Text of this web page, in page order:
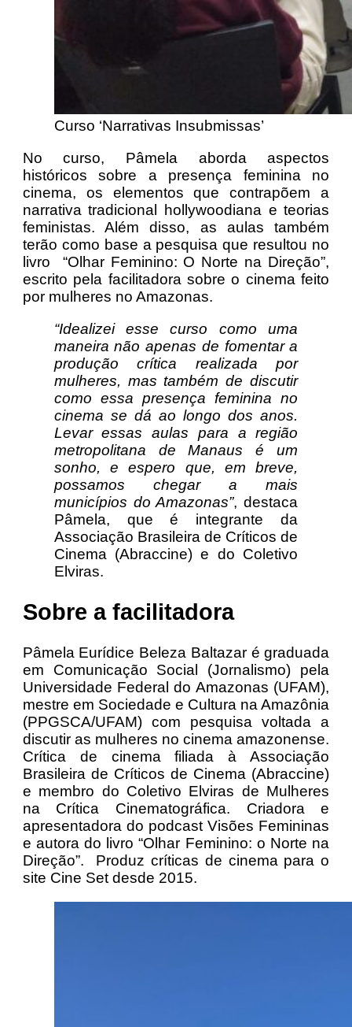
Curso ‘Narrativas Insubmissas’
No curso, Pâmela aborda aspectos
históricos sobre a presença feminina no
cinema, os elementos que contrapõem a
narrativa tradicional hollywoodiana e teorias
feministas. Além disso, as aulas também
terão como base a pesquisa que resultou no
livro “Olhar Feminino: O Norte na Direção”,
escrito pela facilitadora sobre o cinema feito
por mulheres no Amazonas.
“Idealizei esse curso como uma
maneira não apenas de fomentar a
produção crítica realizada por
mulheres, mas também de discutir
como essa presença feminina no
cinema se dá ao longo dos anos.
Levar essas aulas para a região
metropolitana de Manaus é um
sonho, e espero que, em breve,
possamos chegar a mais
municípios do Amazonas”, destaca
Pâmela, que é integrante da
Associação Brasileira de Críticos de
Cinema (Abraccine) e do Coletivo
Elviras.
Sobre a facilitadora
Pâmela Eurídice Beleza Baltazar é graduada
em Comunicação Social (Jornalismo) pela
Universidade Federal do Amazonas (UFAM),
mestre em Sociedade e Cultura na Amazônia
(PPGSCA/UFAM) com pesquisa voltada a
discutir as mulheres no cinema amazonense.
Crítica de cinema filiada à Associação
Brasileira de Críticos de Cinema (Abraccine)
e membro do Coletivo Elviras de Mulheres
na Crítica Cinematográfica. Criadora e
apresentadora do podcast Visões Femininas
e autora do livro “Olhar Feminino: o Norte na
Direção”. Produz críticas de cinema para o
site Cine Set desde 2015.